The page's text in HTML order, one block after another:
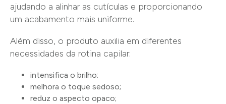
ajudando a alinhar as cutículas e proporcionando
um acabamento mais uniforme.
Além disso, o produto auxilia em diferentes
necessidades da rotina capilar:
intensifica o brilho;
melhora o toque sedoso;
reduz o aspecto opaco;